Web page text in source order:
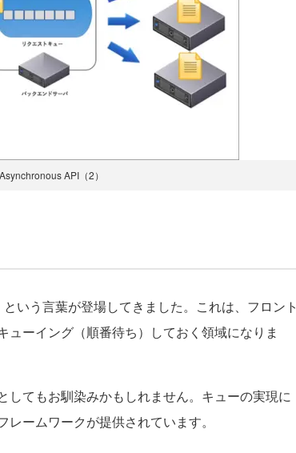
API（2）
う言葉が登場してきました。これは、フロント
ーイング（順番待ち）しておく領域になりま
てもお馴染みかもしれません。キューの実現に
ームワークが提供されています。